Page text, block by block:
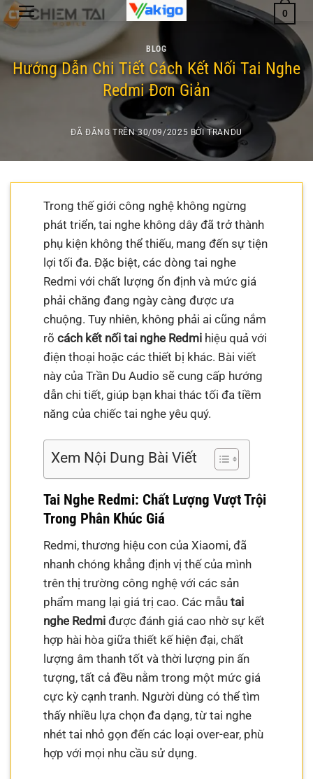
Chuyển
đến
dung
0
BLOG
Hướng Dẫn Chi Tiết Cách Kết Nối Tai Nghe
Redmi Đơn Giản
ĐÃ ĐĂNG TRÊN30/09/2025 BỞITRANDU
Trong thế giới công nghệ không ngừng
phát triển, tai nghe không dây đã trở thành
phụ kiện không thể thiếu, mang đến sự tiện
lợi tối đa. Đặc biệt, các dòng tai nghe
Redmi với chất lượng ổn định và mức giá
phải chăng đang ngày càng được ưa
chuộng. Tuy nhiên, không phải ai cũng nắm
rõcách kết nối tai nghe Redmi hiệu quả với
điện thoại hoặc các thiết bị khác. Bài viết
này của Trần Du Audio sẽ cung cấp hướng
dẫn chi tiết, giúp bạn khai thác tối đa tiềm
năng của chiếc tai nghe yêu quý.
Xem Nội Dung Bài Viết
Tai Nghe Redmi: Chất Lượng Vượt Trội
Trong Phân Khúc Giá
Redmi, thương hiệu con của Xiaomi, đã
nhanh chóng khẳng định vị thế của mình
trên thị trường công nghệ với các sản
phẩm mang lại giá trị cao. Các mẫutai
nghe Redmi được đánh giá cao nhờ sự kết
hợp hài hòa giữa thiết kế hiện đại, chất
lượng âm thanh tốt và thời lượng pin ấn
tượng, tất cả đều nằm trong một mức giá
cực kỳ cạnh tranh. Người dùng có thể tìm
thấy nhiều lựa chọn đa dạng, từ tai nghe
nhét tai nhỏ gọn đến các loại over-ear, phù
hợp với mọi nhu cầu sử dụng.